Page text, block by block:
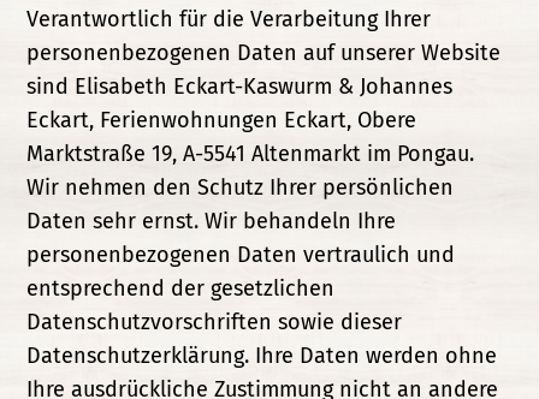
Verantwortlich für die Verarbeitung Ihrer
personenbezogenen Daten auf unserer Website
sind Elisabeth Eckart-Kaswurm & Johannes
Eckart, Ferienwohnungen Eckart, Obere
Marktstraße 19, A-5541 Altenmarkt im Pongau.
Wir nehmen den Schutz Ihrer persönlichen
Daten sehr ernst. Wir behandeln Ihre
personenbezogenen Daten vertraulich und
entsprechend der gesetzlichen
Datenschutzvorschriften sowie dieser
Datenschutzerklärung. Ihre Daten werden ohne
Ihre ausdrückliche Zustimmung nicht an andere